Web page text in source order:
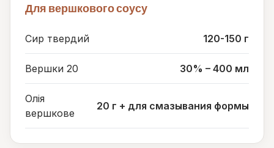
Для вершкового соусу
Сир твердий 120-150 г
Вершки 20 30% – 400 мл
Олія
вершкове
20 г + для смазывания формы